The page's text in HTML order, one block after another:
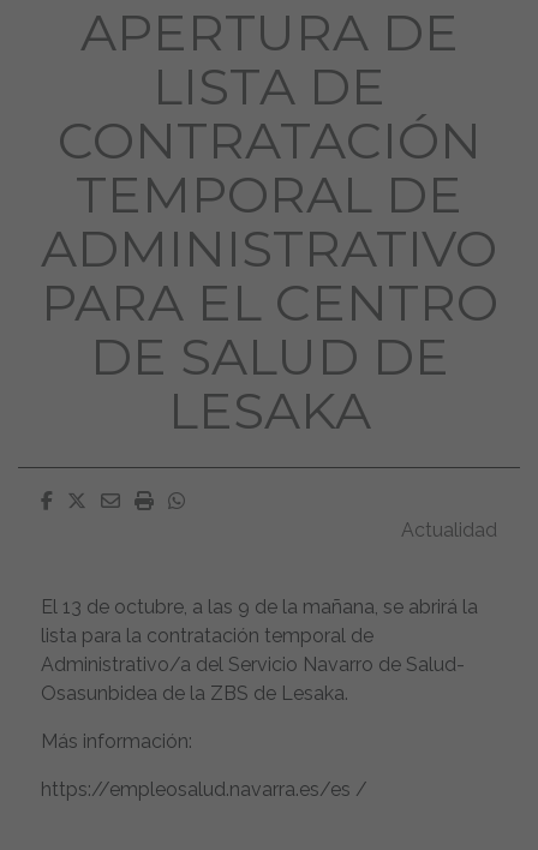
APERTURA DE
LISTA DE
CONTRATACIÓN
TEMPORAL DE
ADMINISTRATIVO
PARA EL CENTRO
DE SALUD DE
LESAKA
Facebook
Twitter
EmailImprimirWhatsapp
Actualidad
El 13 de octubre, a las 9 de la mañana, se abrirá la
lista para la contratación temporal de
Administrativo/a del Servicio Navarro de Salud-
Osasunbidea de la ZBS de Lesaka.
Más información:
https://empleosalud.navarra.es/es /